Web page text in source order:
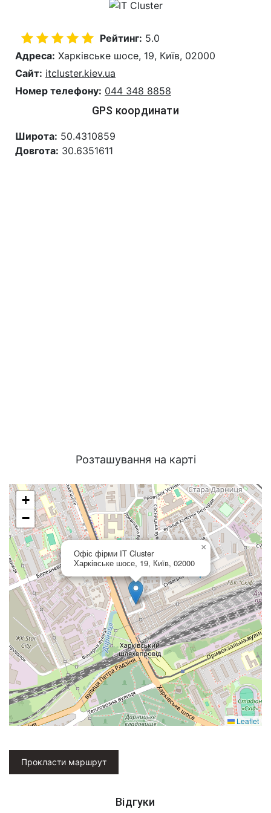
Рейтинг: 5.0
Адреса: Харківське шосе, 19, Київ, 02000
Сайт: itcluster.kiev.ua
Номер телефону: 044 348 8858
GPS координати
Широта: 50.4310859
Довгота: 30.6351611
Розташування на карті
Офіс фірми IT Cluster
Харківське шосе, 19, Київ, 02000
×
+
−
Leaflet
Прокласти маршрут
Відгуки